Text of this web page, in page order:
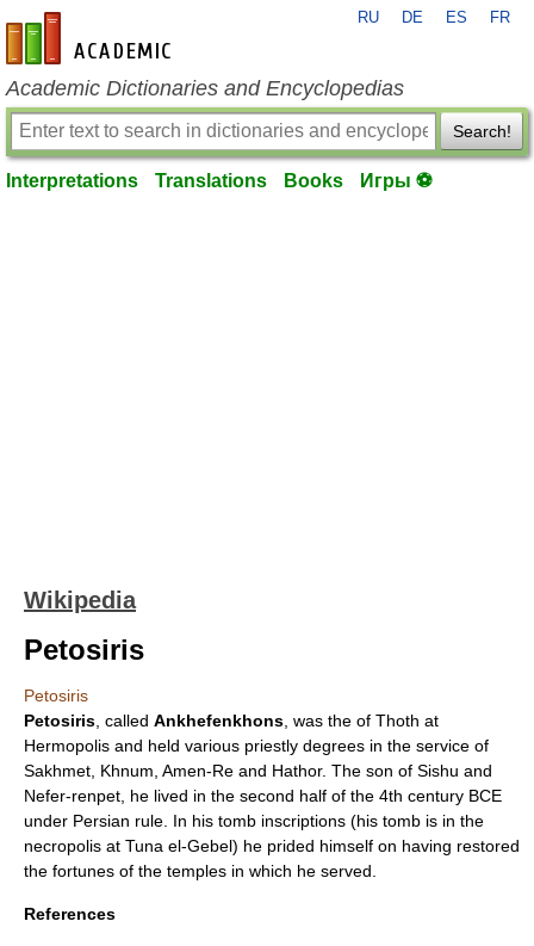
en-academic.com
RU DE ES FR
Academic Dictionaries and Encyclopedias
Search!
Interpretations Translations Books Игры ⚽
Wikipedia
Petosiris
Petosiris
Petosiris , called Ankhefenkhons , was the of Thoth at
Hermopolis and held various priestly degrees in the service of
Sakhmet, Khnum , Amen-Re and Hathor. The son of Sishu and
Nefer-renpet, he lived in the second half of the 4th century BCE
under Persian rule. In his tomb inscriptions (his tomb is in the
necropolis at Tuna el-Gebel) he prided himself on having restored
the fortunes of the temples in which he served.
References